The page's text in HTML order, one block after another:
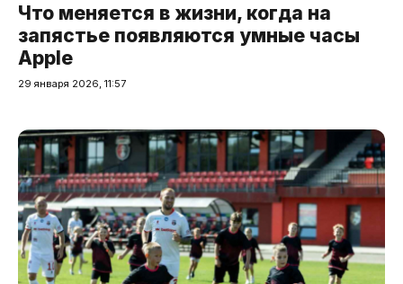
Что меняется в жизни, когда на
запястье появляются умные часы
Apple
29 января 2026, 11:57